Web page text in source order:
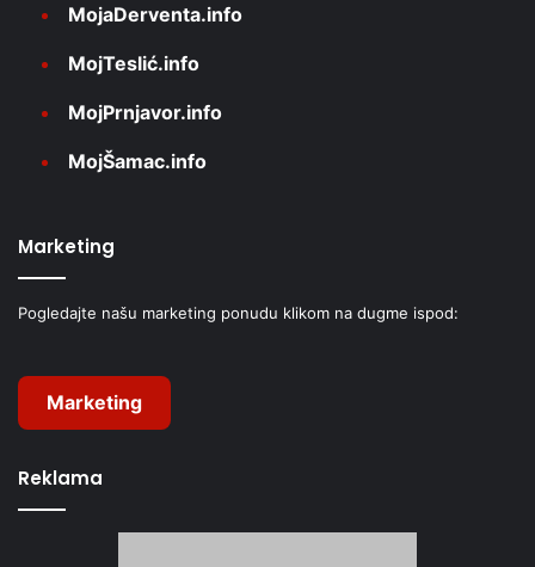
MojaDerventa.info
MojTeslić.info
MojPrnjavor.info
MojŠamac.info
Marketing
Pogledajte našu marketing ponudu klikom na dugme ispod:
Marketing
Reklama